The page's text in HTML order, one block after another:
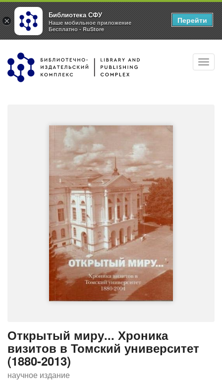
Перейти
основному
Открытый миру... Хроника
визитов в Томский университет
(1880-2013)
научное издание
×
Библиотека СФУ
Наше мобильное приложение
Бесплатно - RuStore
Перейти